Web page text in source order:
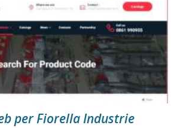
per Fiorella Industrie